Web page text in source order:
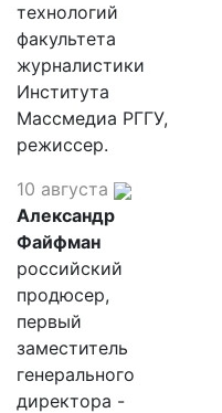
технологий
факультета
журналистики
Института
Массмедиа РГГУ,
режиссер.
10 августа
Александр
Файфман
российский
продюсер,
первый
заместитель
генерального
директора -